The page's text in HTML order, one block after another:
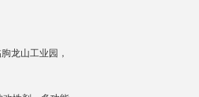
龙山工业园，